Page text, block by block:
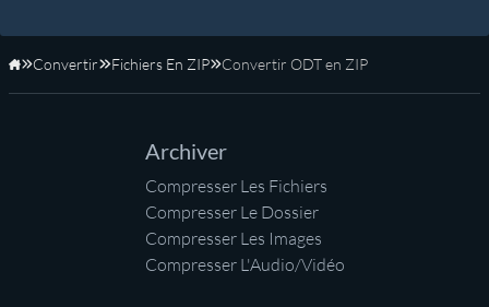
Accueil
Convertir Fichiers En ZIP Convertir ODT en ZIP
Archiver
Compresser Les Fichiers
Compresser Le Dossier
Compresser Les Images
Compresser L'Audio/Vidéo